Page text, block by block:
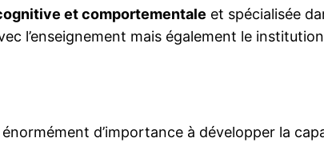
et comportementale et spécialisée
l’enseignement mais également le
d’importance à développer la